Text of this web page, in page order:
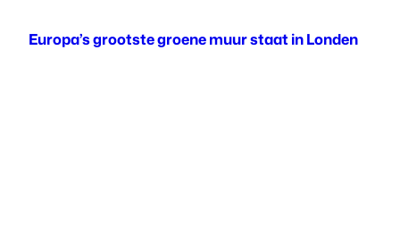
Europa’s grootste groene muur staat in Londen